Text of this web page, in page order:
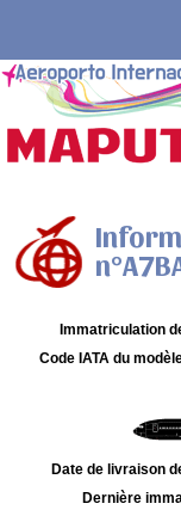
Immatriculation
Code IATA du
Date de livraison
Dernière